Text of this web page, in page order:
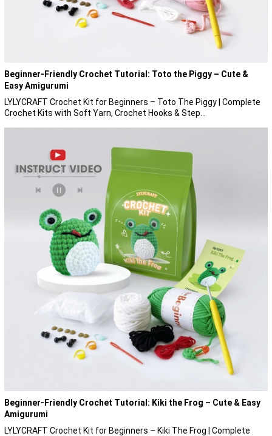
Beginner-Friendly Crochet Tutorial: Toto the Piggy – Cute &
Easy Amigurumi
LYLYCRAFT Crochet Kit for Beginners – Toto The Piggy | Complete
Crochet Kits with Soft Yarn, Crochet Hooks & Step...
Beginner-Friendly Crochet Tutorial: Kiki the Frog – Cute & Easy
Amigurumi
LYLYCRAFT Crochet Kit for Beginners – Kiki The Frog | Complete